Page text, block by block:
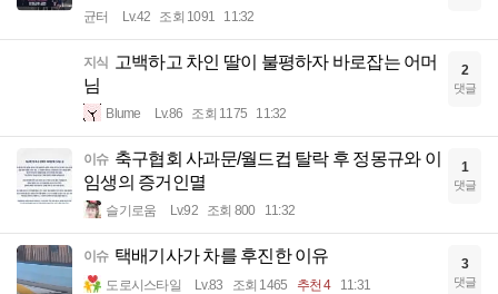
균터 Lv.42 조회 1091 11:32
지식
고백하고 차인 딸이 불평하자 바로잡는 어머
님
Blume Lv.86 조회 1175 11:32
2
댓글
이슈 축구협회 사과문/월드컵 탈락 후 정몽규와 이
임생의 증거인멸
슬기로움 Lv.92 조회 800 11:32
1
댓글
이슈 택배기사가 차를 후진한 이유
도로시스타일 Lv.83 조회 1465 추천 4 11:31
3
댓글